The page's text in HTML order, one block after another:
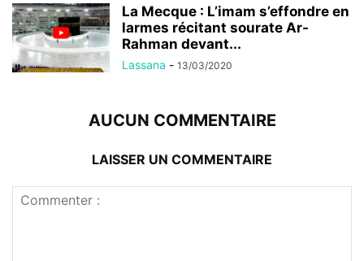
La Mecque : L’imam s’effondre en
larmes récitant sourate Ar-
Rahman devant...
Lassana - 13/03/2020
AUCUN COMMENTAIRE
LAISSER UN COMMENTAIRE